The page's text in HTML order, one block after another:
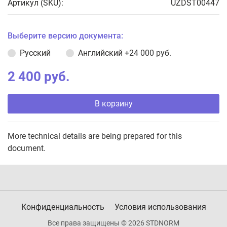
Артикул (SKU): UZDST00447
Выберите версию документа:
Русский
Английский +24 000 руб.
2 400 руб.
В корзину
More technical details are being prepared for this
document.
Конфиденциальность Условия использования
Все права защищены © 2026 STDNORM